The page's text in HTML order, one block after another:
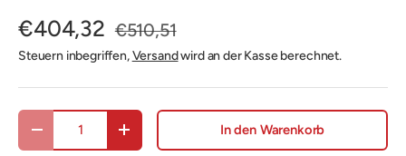
€404,32 €510,51
Steuern inbegriffen,Versandwird an der Kasse berechnet.
Anzahl
Menge verringernMenge erhöhen In den Warenkorb